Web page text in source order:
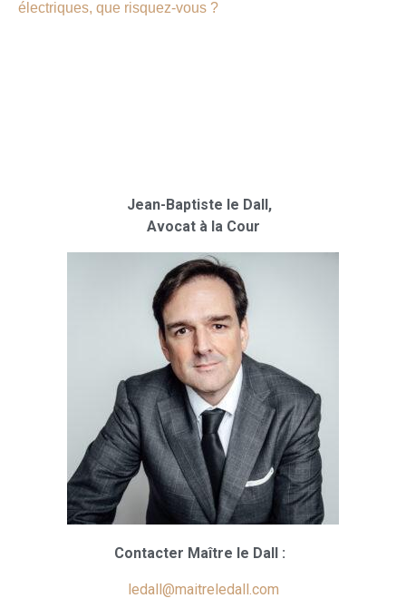
électriques, que risquez-vous ?
Jean-Baptiste le Dall,
Avocat à la Cour
Contacter Maître le Dall :
ledall@maitreledall.com